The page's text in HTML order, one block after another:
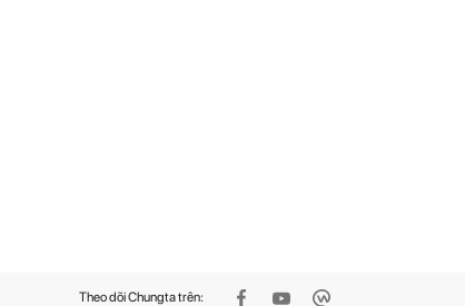
Theo dõi Chungta trên: